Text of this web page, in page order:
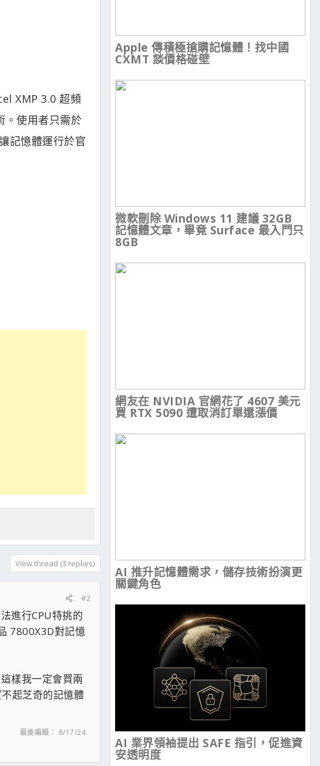
XMP 3.0 超頻
。使用者只需於
記憶體運行於官
View thread (3 replies)
#2
進行CPU特挑的
7800X3D對記憶
樣我一定會買兩
起芝奇的記憶體
最後編輯： 8/17/24
Apple 傳積極搶購記憶體！找中國
CXMT 談價格碰壁
微軟刪除 Windows 11 建議 32GB
記憶體文章，畢竟 Surface 最入門只
8GB
網友在 NVIDIA 官網花了 4607 美元
買 RTX 5090 遭取消訂單還漲價
AI 推升記憶體需求，儲存技術扮演更
關鍵角色
AI 業界領袖提出 SAFE 指引，促進資
安透明度